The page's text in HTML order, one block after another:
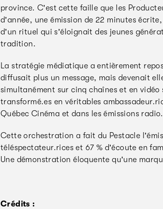
province. C'est cette faille que les
d'année, une émission de 22 minutes
d'un rituel qui s'éloignait des jeunes
tradition.
La stratégie médiatique a entièrement
diffusait plus un message, mais devenait
simultanément sur cinq chaînes et en
transformé.es en véritables
Québec Cinéma et dans les émissions radio.
Cette orchestration a fait du Pestacle
téléspectateur.rices et 67 % d'écoute en
Une démonstration éloquente qu'une
Crédits :